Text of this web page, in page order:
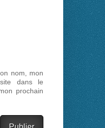
nom, mon
dans le
prochain